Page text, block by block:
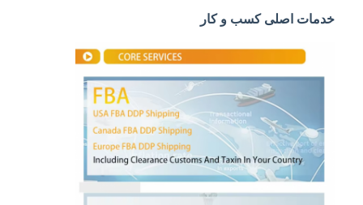
محصولات
دربارهی ما
خدمات اصلی کسب و کار